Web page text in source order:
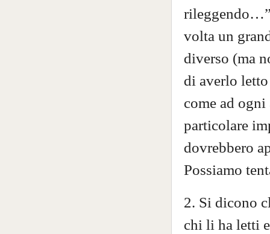
volta un
diverso (ma
di averlo
come ad ogni
particolare
dovrebbero
Possiamo
2. Si dicono
chi li ha letti